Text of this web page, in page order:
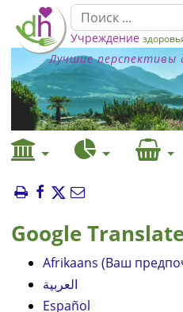
Учреждение
Лучшие перспективы
Google
Afrikaans (Ваш
العربية
Español